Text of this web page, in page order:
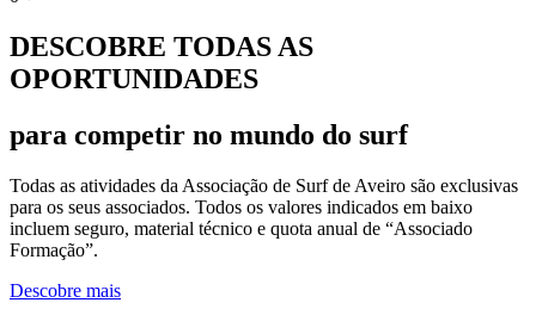
DESCOBRE TODAS AS
OPORTUNIDADES
para competir no mundo do surf
Todas as atividades da Associação de Surf de Aveiro são exclusivas
para os seus associados. Todos os valores indicados em baixo
incluem seguro, material técnico e quota anual de “Associado
Formação”.
Descobre mais